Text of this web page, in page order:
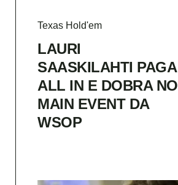
Texas Hold'em
LAURI
SAASKILAHTI PAGA
ALL IN E DOBRA NO
MAIN EVENT DA
WSOP